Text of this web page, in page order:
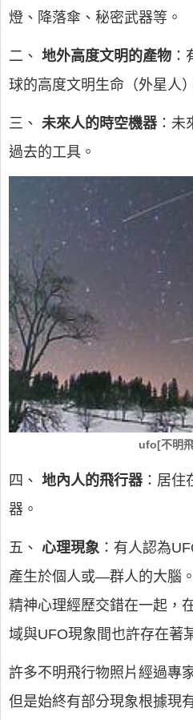
燈、降落傘、秘密武器等。
二、 地外高度文明的產物
球的高度文明生命（外星人
三、 未來人的時空機器 ：
過去的工具。
ufo[不明
四、 地內人的飛行器 ：居
器。
五、 心理現象 ：有人認為
產生於個人或—群人的大腦
精神心理經歷交錯在一起，
域與UFO現象間也許存在著
許多不明飛行物照片經過專
但是始終有部分現象根據現